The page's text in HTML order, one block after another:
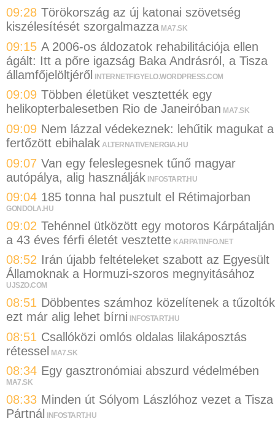
09:28 Törökország az új katonai szövetség
kiszélesítését szorgalmazza MA7.SK
09:15 A 2006-os áldozatok rehabilitációja ellen
ágált: Itt a pőre igazság Baka Andrásról, a Tisza
államfőjelöltjéről INTERNETFIGYELO.WORDPRESS.COM
09:09 Többen életüket vesztették egy
helikopterbalesetben Rio de Janeiróban MA7.SK
09:09 Nem lázzal védekeznek: lehűtik magukat a
fertőzött ebihalak ALTERNATIVENERGIA.HU
09:07 Van egy feleslegesnek tűnő magyar
autópálya, alig használják INFOSTART.HU
09:04 185 tonna hal pusztult el Rétimajorban
GONDOLA.HU
09:02 Tehénnel ütközött egy motoros
a 43 éves férfi életét vesztette KARPATINFO.NET
08:52 Irán újabb feltételeket szabott az Egyesült
Államoknak a Hormuzi-szoros megnyitásához
UJSZO.COM
08:51 Döbbentes számhoz közelítenek a
ezt már alig lehet bírni
INFOSTART.HU
08:51 Csallóközi omlós oldalas lilakáposztás
rétessel MA7.SK
08:34 Egy gasztronómiai abszurd védelmében
MA7.SK
08:33 Minden út Sólyom Lászlóhoz vezet a Tisza
Pártnál INFOSTART.HU